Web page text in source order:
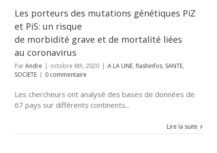
Les porteurs des mutations génétiques PiZ
et PiS: un risque
de morbidité grave et de mortalité liées
au coronavirus
ParAndre | octobre 6th, 2020 | A LA UNE, flashinfos, SANTE,
SOCIETE | 0 commentaire
Les chercheurs ont analysé des bases de données de
67 pays sur différents continents...
Lire la suite